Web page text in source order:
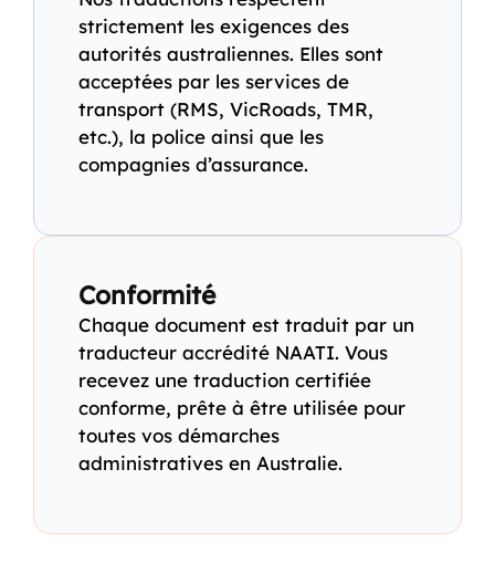
strictement les exigences des
autorités australiennes. Elles sont
acceptées par les services de
transport (RMS, VicRoads, TMR,
etc.), la police ainsi que les
compagnies d’assurance.
Conformité
Chaque document est traduit par un
traducteur accrédité NAATI. Vous
recevez une traduction certifiée
conforme, prête à être utilisée pour
toutes vos démarches
administratives en Australie.